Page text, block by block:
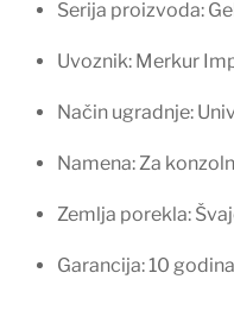
Serija proizvoda:
Uvoznik: Merkur
Način ugradnje:
Namena: Za
Zemlja porekla:
Garancija: 10 godina